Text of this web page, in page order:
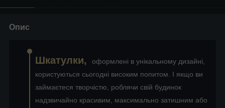
Опис
Шкатулки,
оформлені в унікальному дизайні,
користуються сьогодні високим попитом. І якщо ви
займаєтеся творчістю, роблячи свій будинок
надзвичайно красивим, максимально затишним або